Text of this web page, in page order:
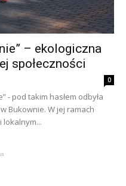
– ekologiczna
społeczności
0
- pod takim hasłem odbyła
Bukownie. W jej ramach
lokalnym...